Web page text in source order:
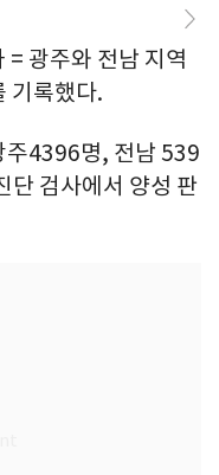
광주와 전남 지역
기록했다.
주4396명, 전남 539
단 검사에서 양성 판